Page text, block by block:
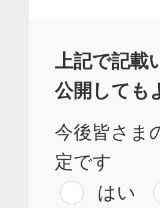
上記で記載
公開しても
今後皆さま
定です
はい